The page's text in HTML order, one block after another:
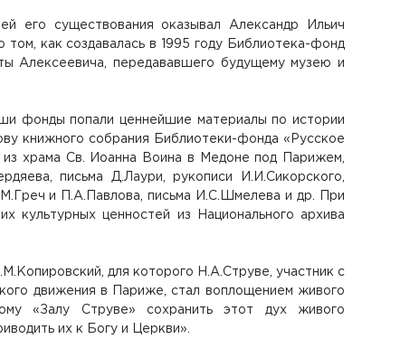
его существования оказывал Александр Ильич
как создавалась в 1995 году Библиотека-фонд
Алексеевича, передававшего будущему музею и
фонды попали ценнейшие материалы по истории
книжного собрания Библиотеки-фонда «Русское
храма Св. Иоанна Воина в Медоне под Парижем,
письма Д.Лаури, рукописи И.И.Сикорского,
и П.А.Павлова, письма И.С.Шмелева и др. При
культурных ценностей из Национального архива
для которого Н.А.Струве, участник с
движения в Париже, стал воплощением живого
«Залу Струве» сохранить этот дух живого
их к Богу и Церкви».